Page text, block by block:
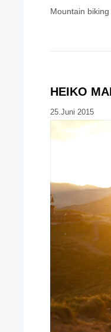
Mountain
HEIKO
25.Juni 2015